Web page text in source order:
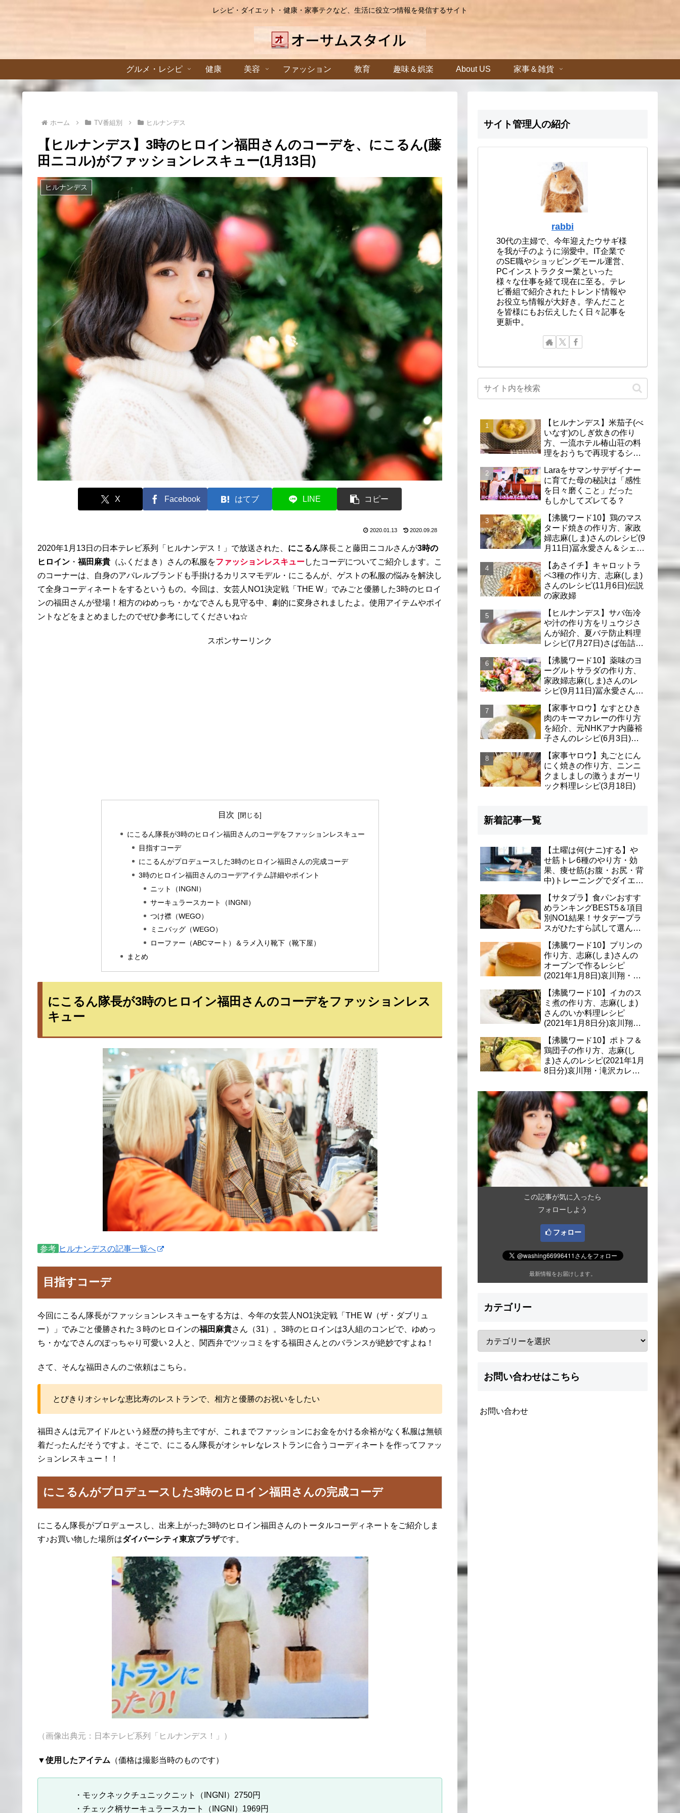
レシピ・ダイエット・健康・家事テクなど、生活に役立つ情報を発信するサイト
グルメ・レシピ 健康 美容 ファッション 教育 趣味＆娯楽 About US 家事＆雑貨
ホーム TV番組別 ヒルナンデス
【ヒルナンデス】3時のヒロイン福田さんのコーデを、にこるん(藤
田ニコル)がファッションレスキュー(1月13日)
ヒルナンデス
X Facebook はてブ LINE コピー
2020.01.13 2020.09.28
2020年1月13日の日本テレビ系列「ヒルナンデス！」で放送された、 にこるん隊長こと藤田ニコルさんが3時の
ヒロイン ・福田麻貴 （ふくだまき）さんの私服をファッションレスキューしたコーデについてご紹介します。こ
のコーナーは、自身のアパレルブランドも手掛けるカリスマモデル・にこるんが、ゲストの私服の悩みを解決し
て全身コーディネートをするというもの。今回は、女芸人NO1決定戦「THE W」でみごと優勝した3時のヒロイ
ンの福田さんが登場！相方のゆめっち・かなでさんも見守る中、劇的に変身されましたよ。使用アイテムやポイ
ントなどをまとめましたのでぜひ参考にしてくださいね☆
スポンサーリンク
目次
にこるん隊長が3時のヒロイン福田さんのコーデをファッションレスキュー
目指すコーデ
にこるんがプロデュースした3時のヒロイン福田さんの完成コーデ
3時のヒロイン福田さんのコーデアイテム詳細やポイント
ニット（INGNI）
サーキュラースカート（INGNI）
つけ襟（WEGO）
ミニバッグ（WEGO）
ローファー（ABCマート）＆ラメ入り靴下（靴下屋）
まとめ
にこるん隊長が3時のヒロイン福田さんのコーデをファッションレス
キュー
参考 ヒルナンデスの記事一覧へ
目指すコーデ
今回にこるん隊長がファッションレスキューをする方は、今年の女芸人NO1決定戦「THE W（ザ・ダブリュ
ー）」でみごと優勝された３時のヒロインの福田麻貴さん（31）。3時のヒロインは3人組のコンビで、ゆめっ
ち・かなでさんのぽっちゃり可愛い２人と、関西弁でツッコミをする福田さんとのバランスが絶妙ですよね！
さて、そんな福田さんのご依頼はこちら。
とびきりオシャレな恵比寿のレストランで、相方と優勝のお祝いをしたい
福田さんは元アイドルという経歴の持ち主ですが、これまでファッションにお金をかける余裕がなく私服は無頓
着だったんだそうですよ。そこで、にこるん隊長がオシャレなレストランに合うコーディネートを作ってファッ
ションレスキュー！！
にこるんがプロデュースした3時のヒロイン福田さんの完成コーデ
にこるん隊長がプロデュースし、出来上がった3時のヒロイン福田さんのトータルコーディネートをご紹介しま
す♪お買い物した場所はダイバーシティ東京プラザです。
（画像出典元：日本テレビ系列「ヒルナンデス！」）
▼使用したアイテム （価格は撮影当時のものです）
・モックネックチュニックニット（INGNI）2750円
・チェック柄サーキュラースカート（INGNI）1969円
サイト管理人の紹介
rabbi
30代の主婦で、今年迎えたウサギ様
を我が子のように溺愛中。IT企業で
のSE職やショッピングモール運営、
PCインストラクター業といった
様々な仕事を経て現在に至る。テレ
ビ番組で紹介されたトレンド情報や
お役立ち情報が大好き。学んだこと
を皆様にもお伝えしたく日々記事を
更新中。
【ヒルナンデス】米茄子(べ
いなす)のしぎ炊きの作り
方、一流ホテル椿山荘の料
理をおうちで再現するシェ
Laraをサマンサデザイナー
に育てた母の秘訣は「感性
を日々磨くこと」だった
もしかしてズレてる？
【沸騰ワード10】鶏のマス
タード焼きの作り方、家政
婦志麻(しま)さんのレシピ(9
月11日)冨永愛さん＆シェリ
【あさイチ】キャロットラ
ペ3種の作り方、志麻(しま)
さんのレシピ(11月6日)伝説
の家政婦
【ヒルナンデス】サバ缶冷
や汁の作り方をリュウジさ
んが紹介、夏バテ防止料理
レシピ(7月27日)さば缶詰で
【沸騰ワード10】薬味のヨ
ーグルトサラダの作り方、
家政婦志麻(しま)さんのレ
シピ(9月11日)冨永愛さん＆
【家事ヤロウ】なすとひき
肉のキーマカレーの作り方
を紹介、元NHKアナ内藤裕
子さんのレシピ(6月3日)リ
【家事ヤロウ】丸ごとにん
にく焼きの作り方、ニンニ
クましましの激うまガーリ
ック料理レシピ(3月18日)
新着記事一覧
【土曜は何(ナニ)する】や
せ筋トレ6種のやり方・効
果、痩せ筋(お腹・お尻・背
中)トレーニングでダイエッ
【サタプラ】食パンおすす
めランキングBEST5＆項目
別NO1結果！サタデープラ
スがひたすら試して選んだ
【沸騰ワード10】プリンの
作り方、志麻(しま)さんの
オーブンで作るレシピ
(2021年1月8日)哀川翔・滝
理
【沸騰ワード10】イカのス
ミ煮の作り方、志麻(しま)
さんのいか料理レシピ
(2021年1月8日分)哀川翔・
【沸騰ワード10】ポトフ＆
鶏団子の作り方、志麻(し
ま)さんのレシピ(2021年1月
8日分)哀川翔・滝沢カレ
この記事が気に入ったら
フォローしよう
フォロー
最新情報をお届けします。
カテゴリー
お問い合わせはこちら
お問い合わせ